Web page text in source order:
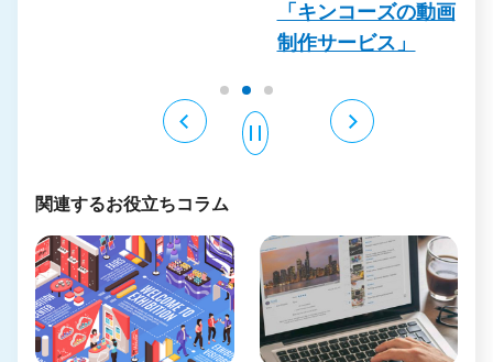
「キンコーズの動画
制作サービス」
関連するお役立ちコラム